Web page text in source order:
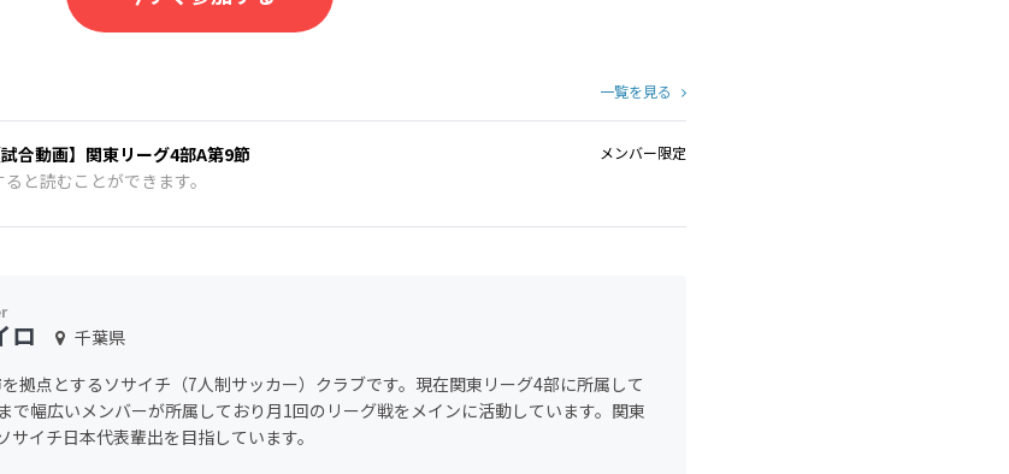
一覧を見る
試合動画】関東リーグ4部A第9節 メンバー限定
と読むことができます。
ロ
千葉県
拠点とするソサイチ（7人制サッカー）クラブです。現在関東リーグ4部に所属して
で幅広いメンバーが所属しており月1回のリーグ戦をメインに活動しています。関東
サイチ日本代表輩出を目指しています。